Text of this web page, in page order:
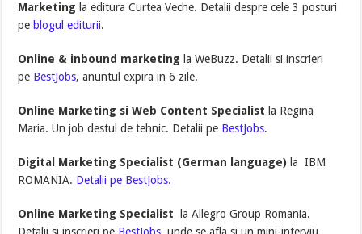
Marketing la editura Curtea Veche. Detalii despre cele 3 posturi
pe blogul editurii.
Online & inbound marketing la WeBuzz. Detalii si inscrieri
pe BestJobs, anuntul expira in 6 zile.
Online Marketing si Web Content Specialist la Regina
Maria. Un job destul de tehnic. Detalii pe BestJobs.
Digital Marketing Specialist (German language) la IBM
ROMANIA. Detalii pe BestJobs.
Online Marketing Specialist la Allegro Group Romania.